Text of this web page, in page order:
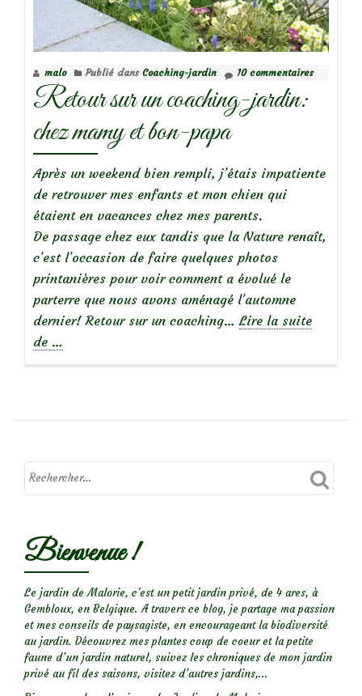
malo Publié dans Coaching-jardin 10 commentaires
Retour sur un coaching-jardin:
chez mamy et bon-papa
Après un weekend bien rempli, j’étais impatiente
de retrouver mes enfants et mon chien qui
étaient en vacances chez mes parents.
De passage chez eux tandis que la Nature renaît,
c’est l’occasion de faire quelques photos
printanières pour voir comment a évolué le
parterre que nous avons aménagé l’automne
dernier! Retour sur un coaching… Lire la suite
de à
un
jardin:
bon-
papa
…
Bienvenue !
Le jardin de Malorie, c'est un petit jardin privé, de 4 ares, à
Gembloux, en Belgique. A travers ce blog, je partage ma passion
et mes conseils de paysagiste, en encourageant la biodiversité
au jardin. Découvrez mes plantes coup de coeur et la petite
faune d’un jardin naturel, suivez les chroniques de mon jardin
privé au fil des saisons, visitez d’autres jardins,...